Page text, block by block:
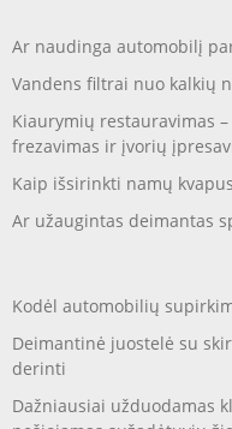
Ar naudinga automobilį
Vandens filtrai nuo kalkių
Kiaurymių restauravimas
frezavimas ir įvorių
Kaip išsirinkti namų kvapus
Ar užaugintas deimantas
Kodėl automobilių
Deimantinė juostelė su
derinti
Dažniausiai užduodamas